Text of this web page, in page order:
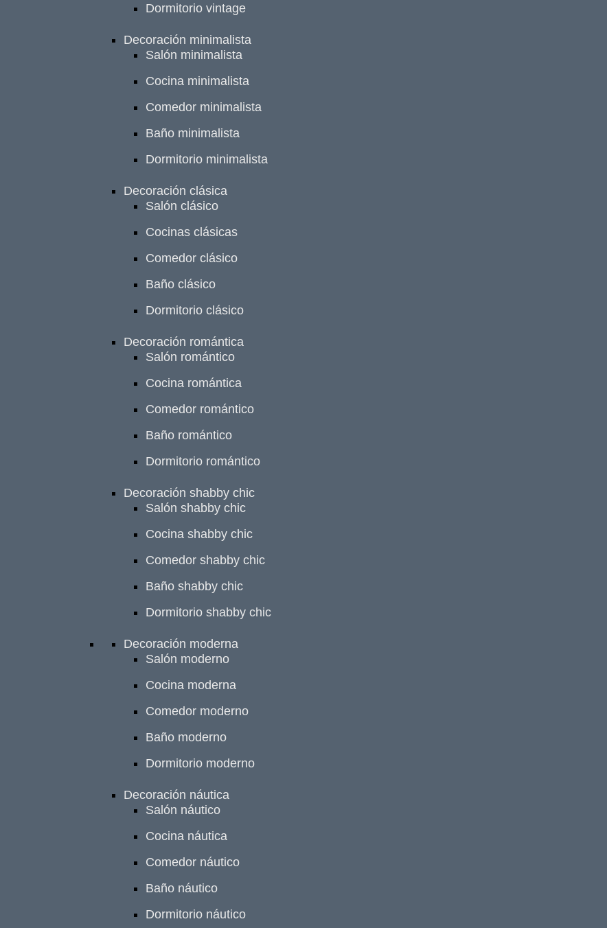
Dormitorio vintage
Decoración minimalista
Salón minimalista
Cocina minimalista
Comedor minimalista
Baño minimalista
Dormitorio minimalista
Decoración clásica
Salón clásico
Cocinas clásicas
Comedor clásico
Baño clásico
Dormitorio clásico
Decoración romántica
Salón romántico
Cocina romántica
Comedor romántico
Baño romántico
Dormitorio romántico
Decoración shabby chic
Salón shabby chic
Cocina shabby chic
Comedor shabby chic
Baño shabby chic
Dormitorio shabby chic
Decoración moderna
Salón moderno
Cocina moderna
Comedor moderno
Baño moderno
Dormitorio moderno
Decoración náutica
Salón náutico
Cocina náutica
Comedor náutico
Baño náutico
Dormitorio náutico